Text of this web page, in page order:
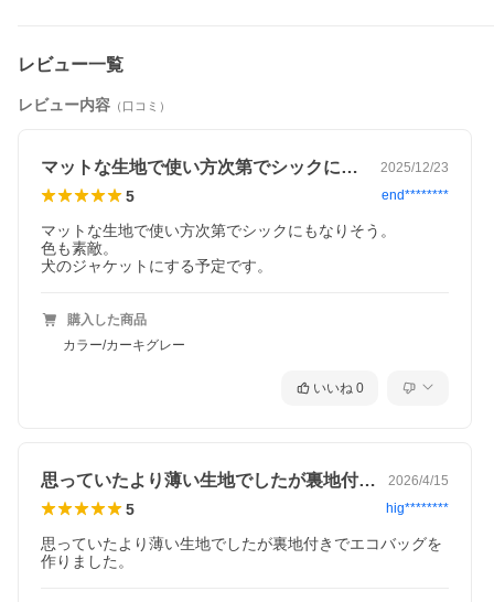
レビュー一覧
レビュー内容 （口コミ）
マットな生地で使い方次第でシックにもな… 2025/12/23
5 end********
マットな生地で使い方次第でシックにもなりそう。
色も素敵。
購入した商品
カラー/カーキグレー
いいね 0
思っていたより薄い生地でしたが裏地付き… 2026/4/15
5 hig********
思っていたより薄い生地でしたが裏地付きでエコバッグを
作りました。